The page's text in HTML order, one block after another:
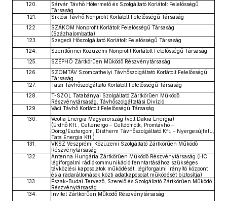
120.
Sárvár Távhő Hőtermelő és Szolgáltató Korlátolt Felelősségű
Társaság
121.
Siklósi Távhő Nonprofit Korlátolt Felelősségű Társaság
122.
SZÁKOM Nonprofit Korlátolt Felelősségű Társaság
(Százhalombatta)
123.
Szegedi Hőszolgáltató Korlátolt Felelősségű Társaság
124.
Szentlőrinci Közüzemi Nonprofit Korlátolt Felelősségű Társaság
125.
SZÉPHŐ Zártkörűen Működő Részvénytársaság
126.
SZOMTÁV Szombathelyi Távhőszolgáltató Korlátolt Felelősségű
Társaság
127.
Tatai Távhőszolgáltató Korlátolt Felelősségű Társaság
128.
T-SZOL Tatabányai Szolgáltató Zártkörűen Működő
Részvénytársaság, Távhőszolgáltatási Divízió
129.
Váci Távhő Korlátolt Felelősségű Társaság
130.
Veolia Energia Magyarország (volt Dakia Energia)
(Érdhő Kft., Cellenergo – Celldömölk, Promtávhő –
Dorog/Esztergom, Distherm Távhőszolgáltató Kft. – Nyergesújfalu,
Tata Energia Kft.)
131.
VKSZ Veszprémi Közüzemi Szolgáltató Zártkörűen Működő
Részvénytársaság
132.
Antenna Hungária Zártkörűen Működő Részvénytársaság (HC
légiforgalmi rádiókommunikáció fenntartásához szükséges
távközlési kapcsolatok működését, légiforgalmi irányító központ
és a radarállomások közti adatkapcsolat működését biztosítja)
133.
Észak-Budai Tervező, Szerelő és Szolgáltató Zártkörűen Működő
Részvénytársaság
134.
Invitel Zártkörűen Működő Részvénytársaság